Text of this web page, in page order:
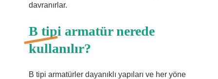
davranırlar.
B tipi armatür nerede
kullanılır?
B tipi armatürler dayanıklı yapıları ve her yöne